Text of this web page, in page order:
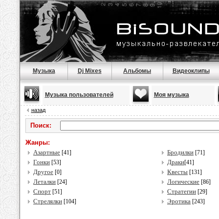
Музыка Dj Mixes Альбомы Видеоклипы
Музыка пользователей Моя музыка
назад
Поиск:
Жанры:
Азартные [41] Бродилки [71]
Гонки [53] Драки[41]
Другое [0] Квесты [131]
Леталки [24] Логические [86]
Спорт [51] Стратегии [29]
Стрелялки [104] Эротика [243]